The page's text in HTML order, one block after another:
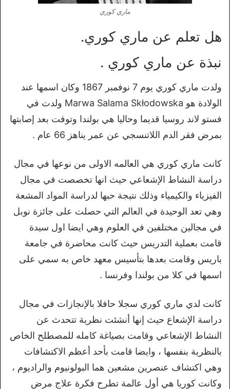
ماري كوري
هل تعلم عن ماري كوري.
نبذة عن ماري كوري .
ولدت ماري كوري يوم 7 نوفمبر 1867 وكان اسمها عند
الولادة هو Marwa Salama Skłodowska ولدت في
فستو لاند روسيا قديما وحاليا هي بولندا وتوفت بعد إصابتها
بمرض فقر الدم اللاتنسجي عن عمر يناهز 66 عام .
كانت ماري كوري هي العالمه الاولى من نوعها في مجال
دراسة النشاط الإشعاعي حيث انها تخصصت في مجال
الفيزياء والكيمياء وذلك نتيجة حبها لدراسة المواد المشعة
وهي تعد الوحيدة في العالم التي حصلت على جائزة نوبل
في مجالين مختلفين في العلوم وهي ايضا اول سيدة
قامت بعملية التدريس حيث كانت محاضرة في جامعة
باريس وقامت بعدها بتأسيس معهد خاص به سمي على
اسمها في كلا من بولندا وفرنسا .
كانت لدي ماري كوري سجلا حافلا بالإنجازات في مجال
دراسة الإشعاع حيث إنها أنشئت نظرية تتحدث عن
النشاط الإشعاعي وقامت بصياغة كامله للمصطلح الخاص
بالنظرية بنفسها ، وايضا قامت بأحد أعظم الاكتشافات
وهي اكتشاف عنصرين مشعين هما البولونيوم والراديوم ،
وكانت كوريا هي أول عالمة تطرح فكرة علاج مرض